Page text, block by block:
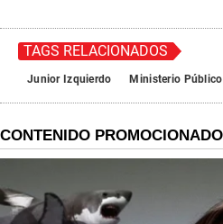
TAGS RELACIONADOS
Junior Izquierdo Ministerio Público